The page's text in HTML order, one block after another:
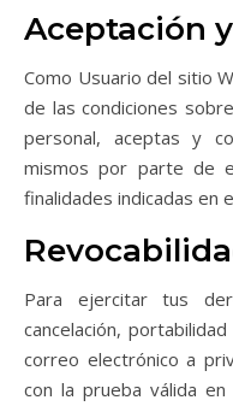
Aceptación
Como Usuario del sitio
de las condiciones
personal, aceptas y
mismos por parte de
finalidades indicadas en
Para ejercitar tus
cancelación,
correo electrónico a
con la prueba válida